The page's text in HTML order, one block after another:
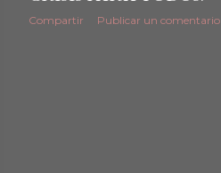
d
Compartir Publicar un comentario